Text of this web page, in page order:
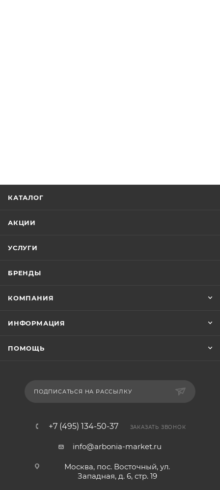
КАТАЛОГ
АКЦИИ
УСЛУГИ
БРЕНДЫ
КОМПАНИЯ
ИНФОРМАЦИЯ
ПОМОЩЬ
ПОДПИСАТЬСЯ НА РАССЫЛКУ
+7 (495) 134-50-37 ЗАКАЗАТЬ ЗВОНОК
info@arbonia-market.ru
Москва, пос. Восточный, ул.
Западная, д. 6, стр. 19